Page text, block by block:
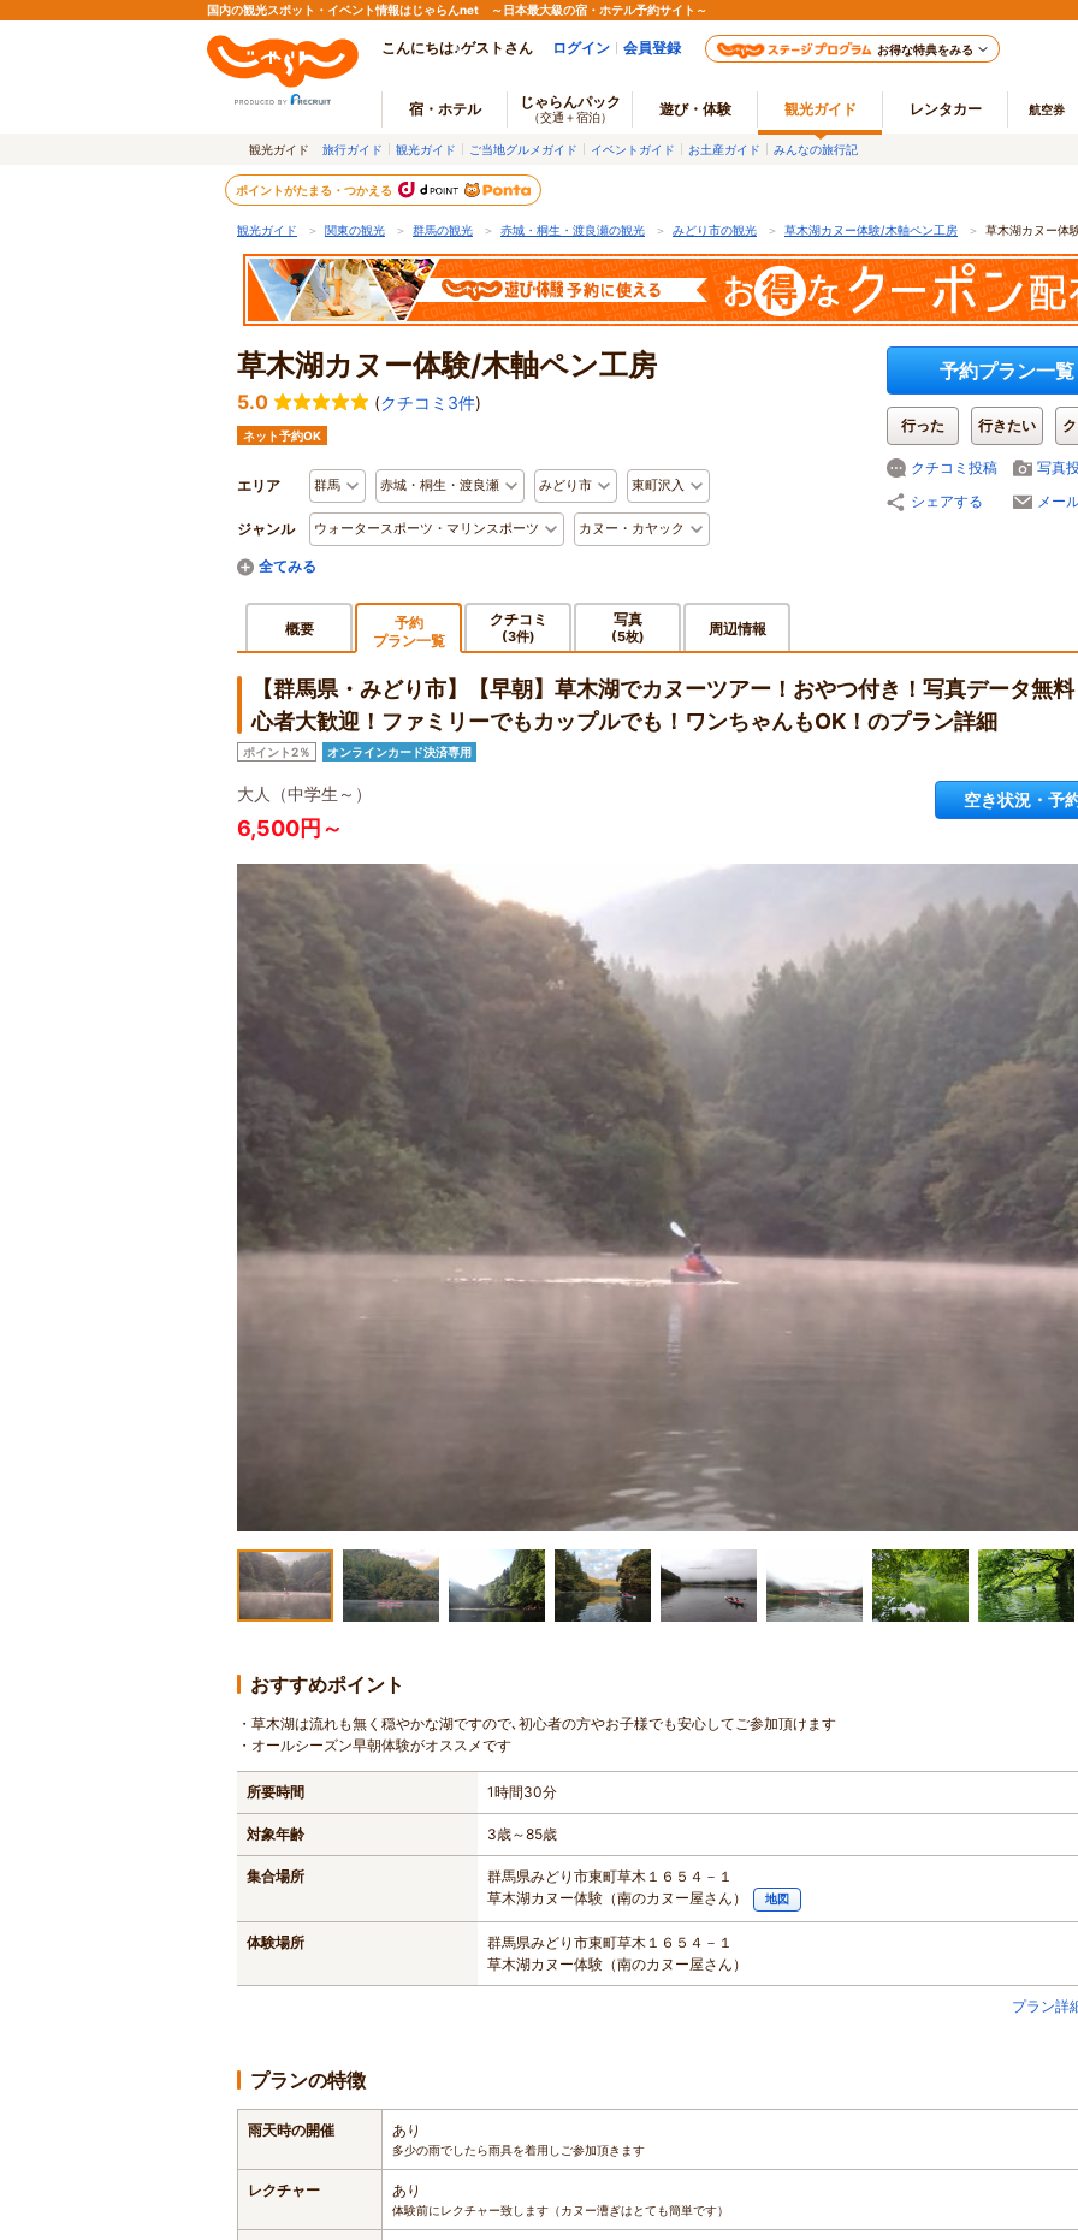
国内の観光スポット・イベント情報はじゃらんnet ～日本最大級の宿・ホテル予約サイト～
こんにちは♪ゲストさん ログイン 会員登録 お得な特典をみる
宿・ホテル じゃらんパック
（交通＋宿泊） 遊び・体験 観光ガイド レンタカー 航空券
観光ガイド 旅行ガイド 観光ガイド ご当地グルメガイド イベントガイド お土産ガイド みんなの旅行記
ポイントがたまる・つかえる
観光ガイド ＞ 関東の観光 ＞ 群馬の観光 ＞ 赤城・桐生・渡良瀬の観光 ＞ みどり市の観光 ＞ 草木湖カヌー体験/木軸ペン工房 ＞ 草木湖カヌー体
草木湖カヌー体験/木軸ペン工房
5.0 (クチコミ3件)
ネット予約OK
エリア 群馬 赤城・桐生・渡良瀬 みどり市 東町沢入
ジャンル ウォータースポーツ・マリンスポーツ カヌー・カヤック
予約プラン一覧
行った 行きたい
クチコミ投稿
写真
シェアする
メー
概要
予約
プラン一覧
クチコミ
(3件)
写真
(5枚) 周辺情報
【群馬県・みどり市】【早朝】草木湖でカヌーツアー！おやつ付き！写真データ無
心者大歓迎！ファミリーでもカップルでも！ワンちゃんもOK！のプラン詳細
ポイント2％ オンラインカード決済専用
大人（中学生～）
6,500円～
空き状況・予
おすすめポイント
・草木湖は流れも無く穏やかな湖ですので､初心者の方やお子様でも安心してご参加頂けます
・オールシーズン早朝体験がオススメです
所要時間 1時間30分
対象年齢 3歳～85歳
集合場所
群馬県みどり市東町草木１６５４－１
草木湖カヌー体験（南のカヌー屋さん）
地図
体験場所
群馬県みどり市東町草木１６５４－１
草木湖カヌー体験（南のカヌー屋さん）
プラン詳
プランの特徴
雨天時の開催 あり
多少の雨でしたら雨具を着用しご参加頂きます
レクチャー あり
体験前にレクチャー致します（カヌー漕ぎはとても簡単です）